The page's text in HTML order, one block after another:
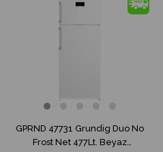
GPRND 47731 Grundig Duo No
Frost Net 477Lt. Beyaz
%13İndirim